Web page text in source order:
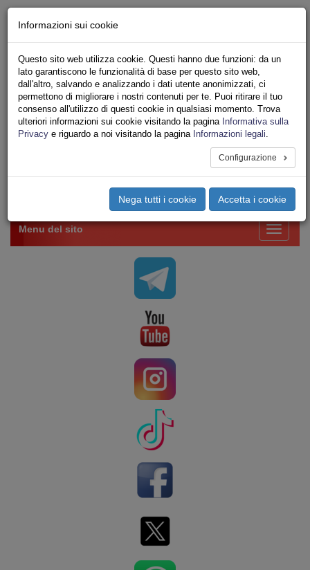
Iscriviti Online
Ricerca
Area Stampa
Privacy
VV.F.
UNIONE SINDACALE DI BASE SETTORE VIGILI
Toggle
Menu del sito
Informazioni sui cookie
Questo sito web utilizza cookie. Questi hanno due funzioni: da un
lato garantiscono le funzionalità di base per questo sito web,
dall'altro, salvando e analizzando i dati utente anonimizzati, ci
permettono di migliorare i nostri contenuti per te. Puoi ritirare il tuo
consenso all'utilizzo di questi cookie in qualsiasi momento. Trova
ulteriori informazioni sui cookie visitando la pagina Informativa sulla
Privacy e riguardo a noi visitando la pagina Informazioni legali.
Configurazione
Nega tutti i cookie Accetta i cookie